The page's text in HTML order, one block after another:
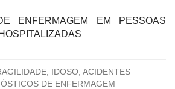
ENFERMAGEM EM PESSOAS
IDOSO, ACIDENTES
DE ENFERMAGEM